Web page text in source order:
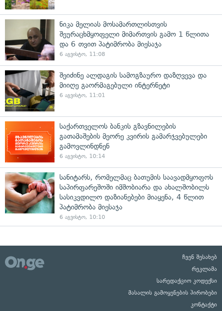
ნიკა მელიას მოსამართლისთვის
შეურაცხმყოფელი მიმართვის გამო 1 წლითა
და 6 თვით პატიმრობა მიესაჯა
6 აგვისტო, 11:08
შეიძინე ალდაგის სამოგზაურო დაზღვევა და
მიიღე გაორმაგებული ინტერნეტი
6 აგვისტო, 11:01
საქართველოს ბანკის გზავნილების
გათამაშების მეორე კვირის გამარჯვებულები
გამოვლინდნენ
6 აგვისტო, 10:14
სანიტარს, რომელმაც ბათუმის საავადმყოფოს
საპირფარეშოში იმშობიარა და ახალშობილს
სასიკვდილო დაზიანებები მიაყენა, 4 წლით
პატიმრობა მიესაჯა
6 აგვისტო, 10:10
ჩვენ შესახებ
რეკლამა
სარედაქციო კოდექსი
მასალის გამოყენების პირობები
კონტაქტი